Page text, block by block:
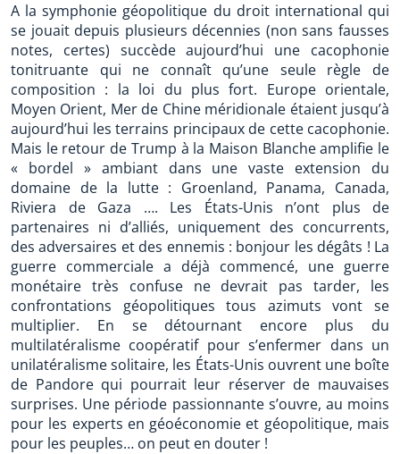
A la symphonie géopolitique du droit international qui
se jouait depuis plusieurs décennies (non sans fausses
notes, certes) succède aujourd’hui une cacophonie
tonitruante qui ne connaît qu’une seule règle de
composition : la loi du plus fort. Europe orientale,
Moyen Orient, Mer de Chine méridionale étaient jusqu’à
aujourd’hui les terrains principaux de cette cacophonie.
Mais le retour de Trump à la Maison Blanche amplifie le
« bordel » ambiant dans une vaste extension du
domaine de la lutte : Groenland, Panama, Canada,
Riviera de Gaza …. Les États-Unis n’ont plus de
partenaires ni d’alliés, uniquement des concurrents,
des adversaires et des ennemis : bonjour les dégâts ! La
guerre commerciale a déjà commencé, une guerre
monétaire très confuse ne devrait pas tarder, les
confrontations géopolitiques tous azimuts vont se
multiplier. En se détournant encore plus du
multilatéralisme coopératif pour s’enfermer dans un
unilatéralisme solitaire, les États-Unis ouvrent une boîte
de Pandore qui pourrait leur réserver de mauvaises
surprises. Une période passionnante s’ouvre, au moins
pour les experts en géoéconomie et géopolitique, mais
pour les peuples… on peut en douter !